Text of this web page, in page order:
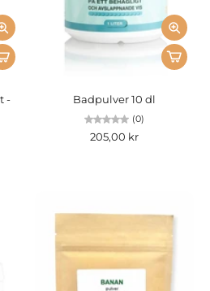
-
Badpulver 10 dl
(0)
205,00 kr